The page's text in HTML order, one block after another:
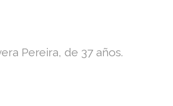
Pereira, de 37 años.